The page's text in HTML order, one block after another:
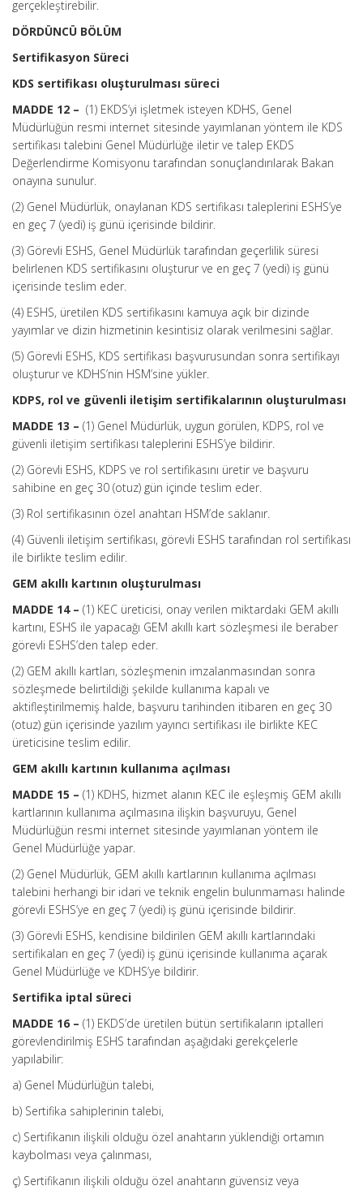
gerçekleştirebilir.
DÖRDÜNCÜ BÖLÜM
Sertifikasyon Süreci
KDS sertifikası oluşturulması süreci
MADDE 12 – (1) EKDS’yi işletmek isteyen KDHS, Genel
Müdürlüğün resmi internet sitesinde yayımlanan yöntem ile KDS
sertifikası talebini Genel Müdürlüğe iletir ve talep EKDS
Değerlendirme Komisyonu tarafından sonuçlandırılarak Bakan
onayına sunulur.
(2) Genel Müdürlük, onaylanan KDS sertifikası taleplerini ESHS’ye
en geç 7 (yedi) iş günü içerisinde bildirir.
(3) Görevli ESHS, Genel Müdürlük tarafından geçerlilik süresi
belirlenen KDS sertifikasını oluşturur ve en geç 7 (yedi) iş günü
içerisinde teslim eder.
(4) ESHS, üretilen KDS sertifikasını kamuya açık bir dizinde
yayımlar ve dizin hizmetinin kesintisiz olarak verilmesini sağlar.
(5) Görevli ESHS, KDS sertifikası başvurusundan sonra sertifikayı
oluşturur ve KDHS’nin HSM’sine yükler.
KDPS, rol ve güvenli iletişim sertifikalarının oluşturulması
MADDE 13 – (1) Genel Müdürlük, uygun görülen, KDPS, rol ve
güvenli iletişim sertifikası taleplerini ESHS’ye bildirir.
(2) Görevli ESHS, KDPS ve rol sertifikasını üretir ve başvuru
sahibine en geç 30 (otuz) gün içinde teslim eder.
(3) Rol sertifikasının özel anahtarı HSM’de saklanır.
(4) Güvenli iletişim sertifikası, görevli ESHS tarafından rol sertifikası
ile birlikte teslim edilir.
GEM akıllı kartının oluşturulması
MADDE 14 – (1) KEC üreticisi, onay verilen miktardaki GEM akıllı
kartını, ESHS ile yapacağı GEM akıllı kart sözleşmesi ile beraber
görevli ESHS’den talep eder.
(2) GEM akıllı kartları, sözleşmenin imzalanmasından sonra
sözleşmede belirtildiği şekilde kullanıma kapalı ve
aktifleştirilmemiş halde, başvuru tarihinden itibaren en geç 30
(otuz) gün içerisinde yazılım yayıncı sertifikası ile birlikte KEC
üreticisine teslim edilir.
GEM akıllı kartının kullanıma açılması
MADDE 15 – (1) KDHS, hizmet alanın KEC ile eşleşmiş GEM akıllı
kartlarının kullanıma açılmasına ilişkin başvuruyu, Genel
Müdürlüğün resmi internet sitesinde yayımlanan yöntem ile
Genel Müdürlüğe yapar.
(2) Genel Müdürlük, GEM akıllı kartlarının kullanıma açılması
talebini herhangi bir idari ve teknik engelin bulunmaması halinde
görevli ESHS’ye en geç 7 (yedi) iş günü içerisinde bildirir.
(3) Görevli ESHS, kendisine bildirilen GEM akıllı kartlarındaki
sertifikaları en geç 7 (yedi) iş günü içerisinde kullanıma açarak
Genel Müdürlüğe ve KDHS’ye bildirir.
Sertifika iptal süreci
MADDE 16 – (1) EKDS’de üretilen bütün sertifikaların iptalleri
görevlendirilmiş ESHS tarafından aşağıdaki gerekçelerle
yapılabilir:
a) Genel Müdürlüğün talebi,
b) Sertifika sahiplerinin talebi,
c) Sertifikanın ilişkili olduğu özel anahtarın yüklendiği ortamın
kaybolması veya çalınması,
ç) Sertifikanın ilişkili olduğu özel anahtarın güvensiz veya